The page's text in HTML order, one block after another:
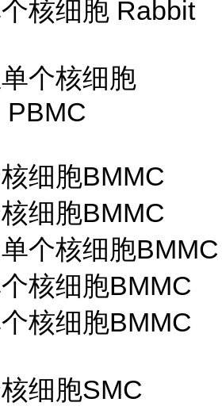
核细胞 Rabbit
个核细胞
PBMC
细胞BMMC
细胞BMMC
个核细胞BMMC
核细胞BMMC
核细胞BMMC
细胞SMC